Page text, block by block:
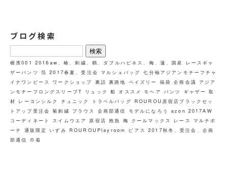
ブログ検索
検
索:
横濱001 2016aw、椿、刺繍、鶴、ダブルハピネス、梅、蓮、国産
レースギャ
ザーパンツ 箔 2017春夏、受注会 マルシェバッグ 七分袖アジアンモチーフチャ
イナワンピース
ワークショップ 裏話 裏路地 ペイズリー 福袋 企画会議 アジア
ンモチーフロングスリーブT
リュック 船 オススメ モヘア パンツ ギャザー 取
材 レーヨンシルク チュニック トラベルバッグ ROUROU原宿店ブラックセッ
トアップ受注会 菊刺繍 ブラウス 企画部通信 モデルになろう azon 2017AW
コーディネート
スイムウエア 原宿店 抱負 梅 クールマックス レース
マルチポ
ーチ 通販限定 いずみ ROUROUPlayroom ピアス
2017秋冬、受注会、企画
部通信 巾着